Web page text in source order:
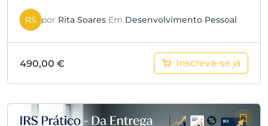
RS por Rita Soares Em Desenvolvimento Pessoal
490,00 € Inscreva-se já